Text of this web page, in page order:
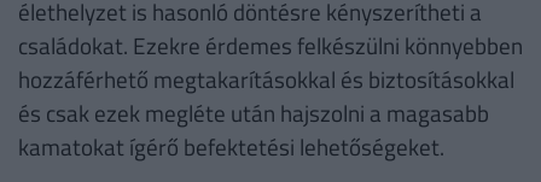
élethelyzet is hasonló döntésre kényszerítheti a
családokat. Ezekre érdemes felkészülni könnyebben
hozzáférhető megtakarításokkal és biztosításokkal
és csak ezek megléte után hajszolni a magasabb
kamatokat ígérő befektetési lehetőségeket.